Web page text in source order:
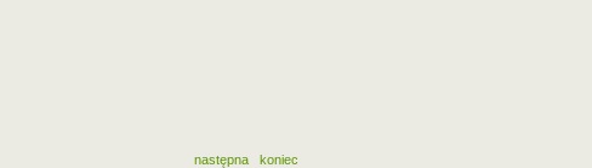
następna koniec